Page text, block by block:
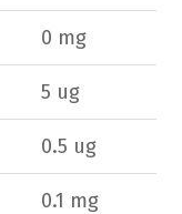
0 mg
5 ug
0.5 ug
0.1 mg